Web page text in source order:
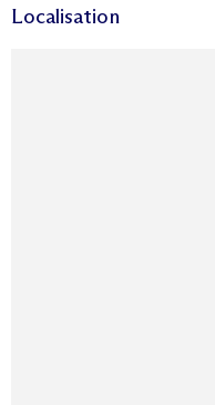
Localisation